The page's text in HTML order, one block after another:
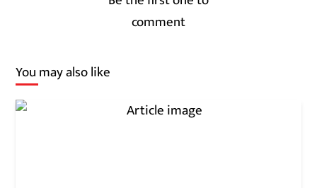
comment
You may also like